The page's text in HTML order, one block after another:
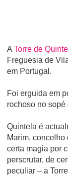
A Torre de
Freguesia de
em Portugal.
Foi erguida em
rochoso no sopé
Quintela é
Marim,
certa magia por
perscrutar, de
peculiar – a